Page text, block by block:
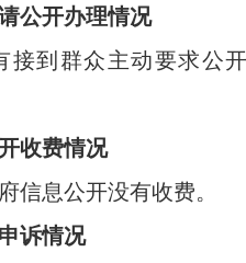
公开办理情况
到群众主动要求公
收费情况
息公开没有收费。
诉情况